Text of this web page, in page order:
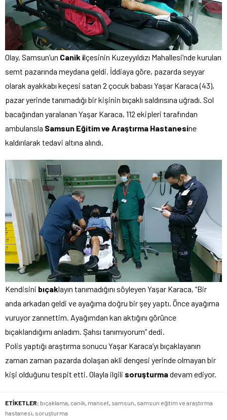
Olay, Samsun’un Canik ilçesinin Kuzeyyıldızı Mahallesi’nde kurulan
semt pazarında meydana geldi. İddiaya göre, pazarda seyyar
olarak ayakkabı keçesi satan 2 çocuk babası Yaşar Karaca (43),
pazar yerinde tanımadığı bir kişinin bıçaklı saldırısına uğradı. Sol
bacağından yaralanan Yaşar Karaca, 112 ekipleri tarafından
ambulansla Samsun Eğitim ve Araştırma Hastanesine
kaldırılarak tedavi altına alındı.
Kendisini bıçaklayın tanımadığını söyleyen Yaşar Karaca, “Bir
anda arkadan geldi ve ayağıma doğru bir şey yaptı. Önce ayağıma
vuruyor zannettim. Ayağımdan kan aktığını görünce
bıçaklandığımı anladım. Şahsı tanımıyorum” dedi.
Polis yaptığı araştırma sonucu Yaşar Karaca’yı bıçaklayanın
zaman zaman pazarda dolaşan akli dengesi yerinde olmayan bir
kişi olduğunu tespit etti. Olayla ilgili soruşturmadevam ediyor.
ETİKETLER: bıçaklama, canik, manset, samsun, samsun eğitim ve araştırma
hastanesi, soruşturma